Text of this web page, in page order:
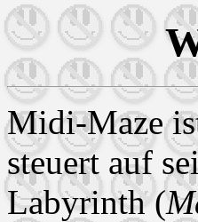
Midi-Maze
steuert auf
Labyrinth (